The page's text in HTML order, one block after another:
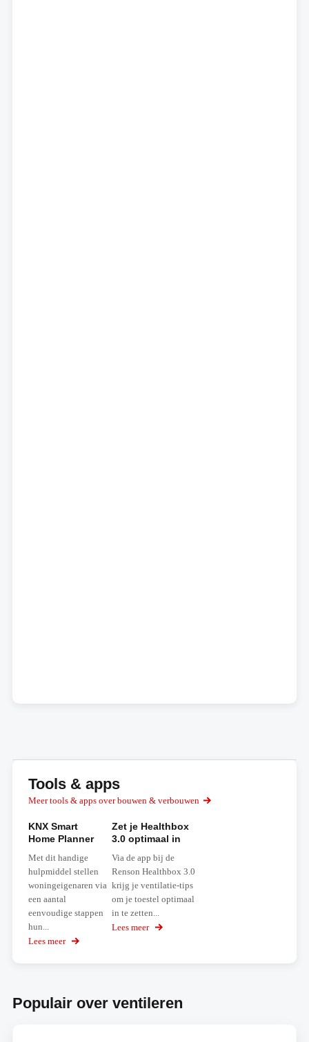
Tools & apps
Meer tools & apps over bouwen & verbouwen
KNX Smart
Home Planner
Met dit handige
hulpmiddel stellen
woningeigenaren via
een aantal
eenvoudige stappen
hun...
Lees meer over
Zet je Healthbox
3.0 optimaal in
Via de app bij de
Renson Healthbox 3.0
krijg je ventilatie-tips
om je toestel optimaal
in te zetten...
Lees meer over
in
Populair over ventileren